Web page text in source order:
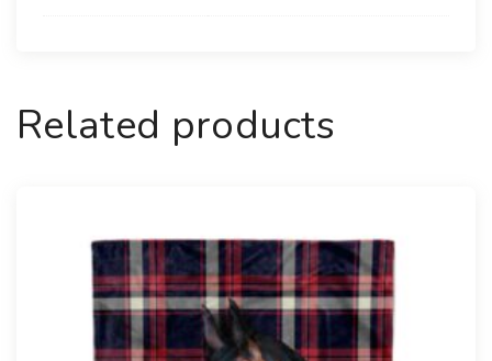
Related products